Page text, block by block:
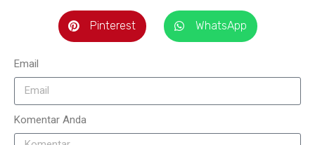
Pinterest WhatsApp
Email
Komentar Anda